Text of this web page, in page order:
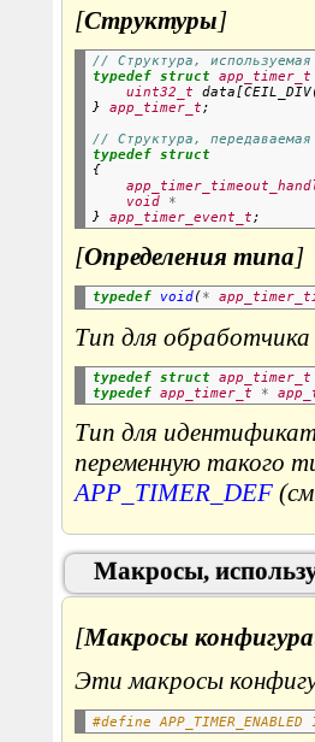
[Структуры]
// Структура,
typedef struct app_timer_t
uint32_t
} app_timer_t;
// Структура,
typedef struct
{
void
*
} app_timer_event_t
[Определения типа]
typedef void( *
Тип для
typedef struct app_timer_t
typedef app_timer_t *
Тип для
переменную такого
APP_TIMER_DEF
Макросы,
[Макросы
Эти макросы
#define APP_TIMER_ENABLED